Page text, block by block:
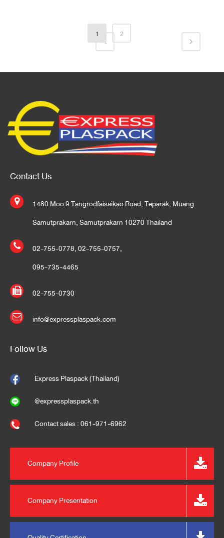
1 2
Contact Us
1480 Moo 9 Tangrodfaisaikao Road, Teparak, Muang
Samutprakarn, Samutprakarn 10270 Thailand
02-755-0778,02-755-0757,
095-735-4465
02-755-0730
info@expressplaspack.com
Follow Us
Express Plaspack (Thailand)
@expressplaspack.th
Contact sales : 061-971-6962
Company Profile
Company Presentation